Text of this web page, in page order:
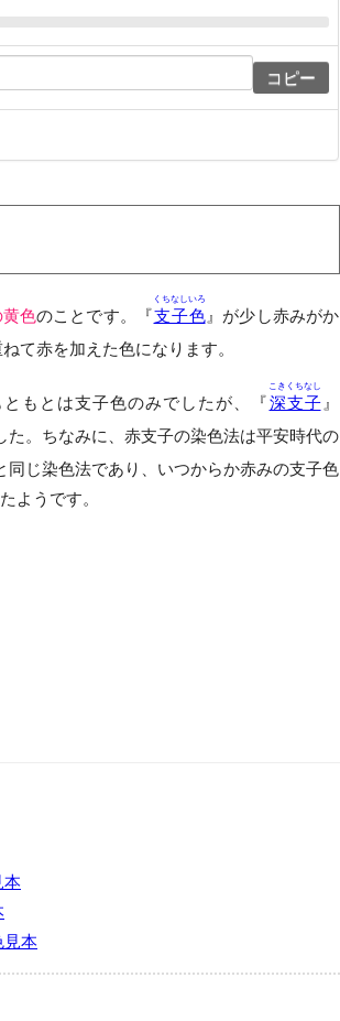
コピー
色のことです。『支子色
くちなしいろ
』が少し赤みがか
て赤を加えた色になります。
もとは支子色のみでしたが、『深支子
こきくちなし
』
た。ちなみに、赤支子の染色法は平安時代の
同じ染色法であり、いつからか赤みの支子色
ようです。
本
見本